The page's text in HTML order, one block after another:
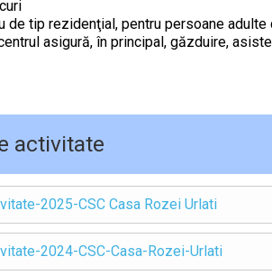
de tip rezidenţial, pentru persoane
asigură, în principal, găzduire,
activitate
2025-CSC Casa Rozei Urlati
2024-CSC-Casa-Rozei-Urlati